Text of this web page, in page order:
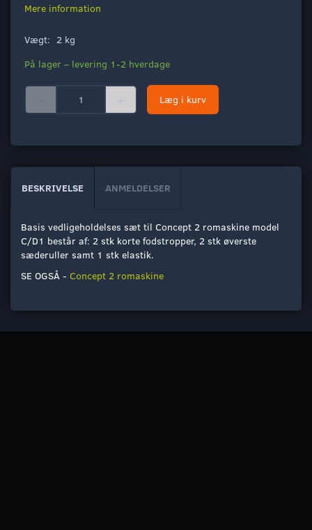
Mere information
Vægt: 2 kg
På lager – levering 1-2 hverdage
Læg i kurv
BESKRIVELSE ANMELDELSER
Basis vedligeholdelses sæt til Concept 2 romaskine model
C/D1 består af: 2 stk korte fodstropper, 2 stk øverste
sæderuller samt 1 stk elastik.
SE OGSÅ - Concept 2 romaskine